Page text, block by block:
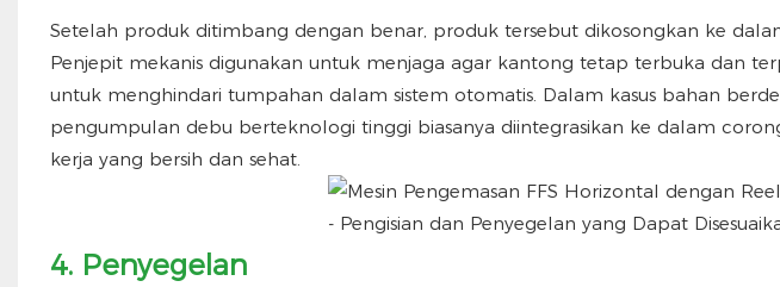
Setelah produk ditimbang dengan benar, produk tersebut dikosongkan ke
Penjepit mekanis digunakan untuk menjaga agar kantong tetap terbuka dan
untuk menghindari tumpahan dalam sistem otomatis. Dalam kasus bahan
pengumpulan debu berteknologi tinggi biasanya diintegrasikan ke dalam
kerja yang bersih dan sehat.
4. Penyegelan